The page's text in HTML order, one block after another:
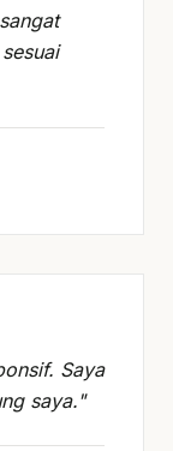
Saya
saya."